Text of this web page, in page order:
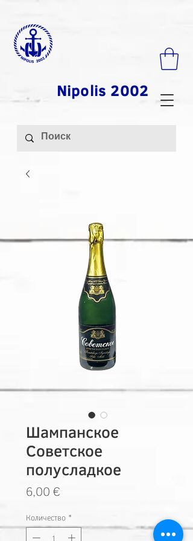
Nipolis 2002
Шампанское
Советское
полусладкое
6,00 €
Количество *